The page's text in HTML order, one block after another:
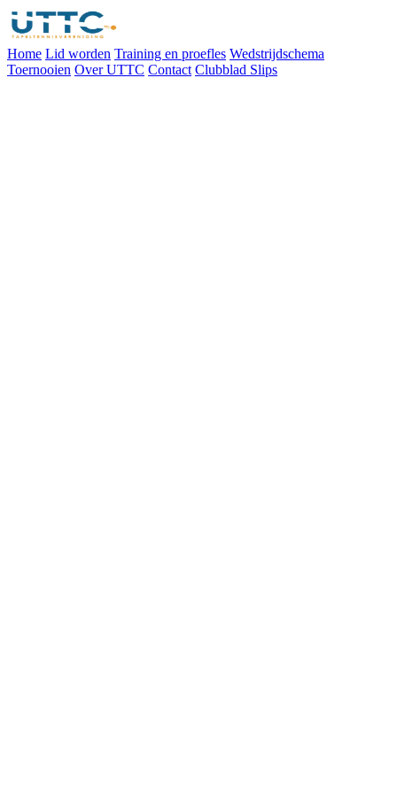
Home Lid worden Training en proefles Wedstrijdschema
Toernooien Over UTTC Contact Clubblad Slips